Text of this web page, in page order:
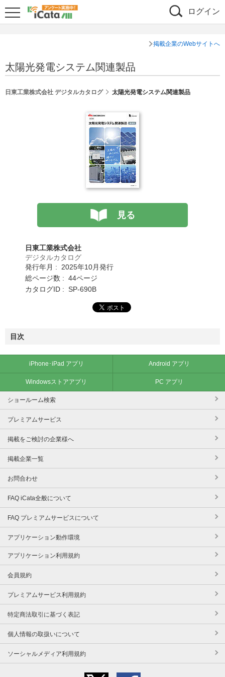
ログイン
掲載企業のWebサイトへ
太陽光発電システム関連製品
日東工業株式会社 デジタルカタログ 太陽光発電システム関連製品
見る
日東工業株式会社
デジタルカタログ
発行年月 : 2025年10月発行
総ページ数 : 44ページ
カタログID : SP-690B
目次
iPhone･iPad アプリ Android アプリ
Windowsストアアプリ PC アプリ
ショールーム検索
プレミアムサービス
掲載をご検討の企業様へ
掲載企業一覧
お問合わせ
FAQ iCata全般について
FAQ プレミアムサービスについて
アプリケーション動作環境
アプリケーション利用規約
会員規約
プレミアムサービス利用規約
特定商法取引に基づく表記
個人情報の取扱いについて
ソーシャルメディア利用規約